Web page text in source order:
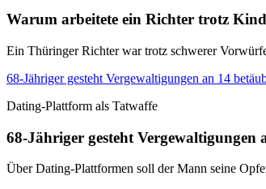
Warum arbeitete ein Richter trotz
Ein Thüringer Richter war trotz schwerer
68-Jähriger gesteht Vergewaltigungen an 14
Dating-Plattform als Tatwaffe
68-Jähriger gesteht Vergewaltigungen
Über Dating-Plattformen soll der Mann seine